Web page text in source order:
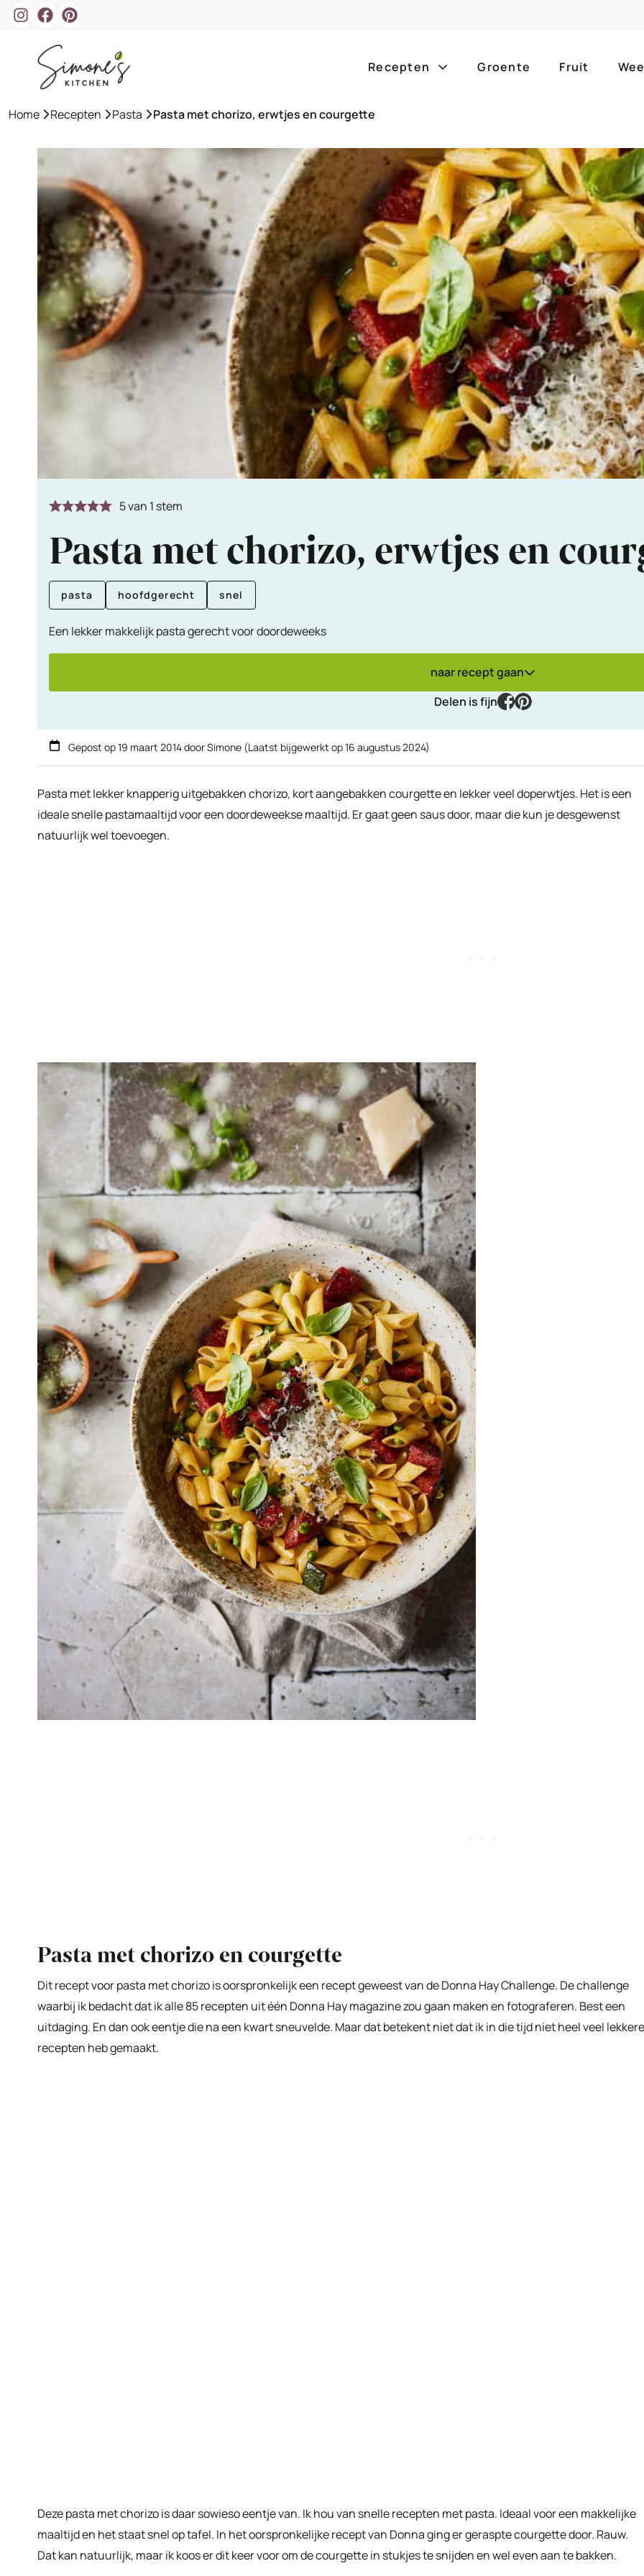
Recepten
ontbijt bijgerechten
lunch hoofdgerechten
borrelhapjes desserts
voorgerechten drankjes
alle
alle
zomer
slow
Groente Fruit
Home »Recepten »Pasta »Pasta met chorizo, erwtjes en courgette
5van 1 stem
Pasta met chorizo, erwtjes en
pasta hoofdgerecht snel
Een lekker makkelijk pasta gerecht voor doordeweeks
naar recept gaan
Delen is fijn
facebook
pinterest
Gepost op19 maart 2014doorSimone (Laatst bijgewerkt op16 augustus 2024)
Pasta met lekker knapperig uitgebakken chorizo, kort aangebakken courgette en lekker veel doperwtjes. Het is een
ideale snelle pastamaaltijd voor een doordeweekse maaltijd. Er gaat geen saus door, maar die kun je desgewenst
natuurlijk wel toevoegen.
Pasta met chorizo en courgette
Dit recept voor pasta met chorizo is oorspronkelijk een recept geweest van de Donna Hay Challenge. De challenge
waarbij ik bedacht dat ik alle 85 recepten uit één Donna Hay magazine zou gaan maken en fotograferen. Best een
uitdaging. En dan ook eentje die na een kwart sneuvelde. Maar dat betekent niet dat ik in die tijd niet heel veel lekkere
recepten heb gemaakt.
Deze pasta met chorizo is daar sowieso eentje van. Ik hou van snelle recepten met pasta. Ideaal voor een makkelijke
maaltijd en het staat snel op tafel. In het oorspronkelijke recept van Donna ging er geraspte courgette door. Rauw.
Dat kan natuurlijk, maar ik koos er dit keer voor om de courgette in stukjes te snijden en wel even aan te bakken.